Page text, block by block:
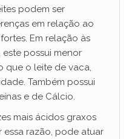
podem ser
em relação ao
Em relação às
possui menor
que o leite de vaca,
Também possui
e de Cálcio.
mais ácidos graxos
razão, pode atuar